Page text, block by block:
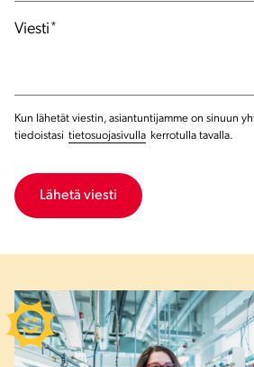
Viesti *
Kun lähetät viestin, asiantuntijamme on sinuun
tiedoistasi tietosuojasivulla kerrotulla tavalla.